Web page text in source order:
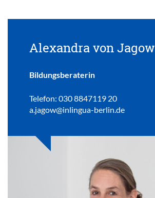
Alexandra von Jagow
Bildungsberaterin
Telefon: 030 8847119 20
a.jagow@inlingua-berlin.de